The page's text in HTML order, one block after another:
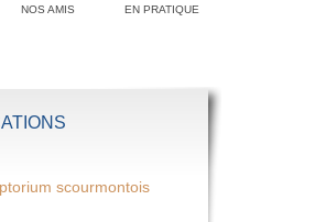
NOS AMIS EN PRATIQUE
scourmontois